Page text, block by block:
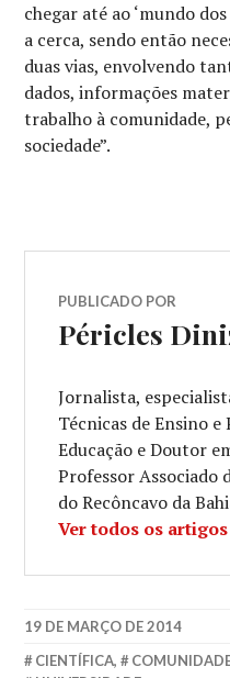
chegar até ao ‘mundo
a cerca, sendo então
duas vias, envolvendo
dados, informações
trabalho à comunidade,
sociedade”.
PUBLICADO POR
Péricles
Jornalista,
Técnicas de Ensino e
Educação e Doutor
Professor Associado
do Recôncavo da
Ver todos os
19 DE MARÇO DE 2014
CIENTÍFICA,